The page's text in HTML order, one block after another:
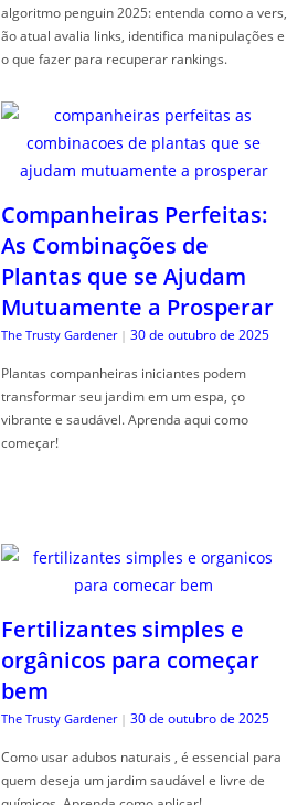
algoritmo penguin 2025: entenda como a vers,
ão atual avalia links, identifica manipulações e
o que fazer para recuperar rankings.
Companheiras Perfeitas:
As Combinações de
Plantas que se Ajudam
Mutuamente a Prosperar
The Trusty Gardener | 30 de outubro de 2025
Plantas companheiras iniciantes podem
transformar seu jardim em um espa, ço
vibrante e saudável. Aprenda aqui como
começar!
Fertilizantes simples e
orgânicos para começar
bem
The Trusty Gardener | 30 de outubro de 2025
Como usar adubos naturais , é essencial para
quem deseja um jardim saudável e livre de